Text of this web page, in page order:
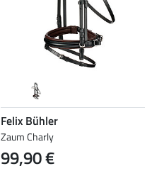
Felix Bühler
Zaum Charly
99,90 €